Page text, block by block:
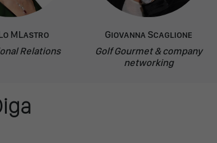
o MLastro
Relations
Giovanna Scaglione
Golf Gourmet & company
networking